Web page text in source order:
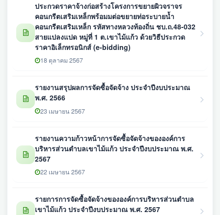
ประกวดราคาจ้างก่อสร้างโครงการขยายผิวจราจร
คอนกรีตเสริมเหล็กพร้อมมต่อขยายท่อระบายน้ำ
คอนกรีตเสริมเหล็ก รหัสทางหลวงท้องถิ่น ชบ.ถ.48-032
สายแปลงแปด หมู่ที่ 1 ต.เขาไม้แก้ว ด้วยวิธีประกวด
ราคาอิเล็กทรอนิกส์ (e-bidding)
18 ตุลาคม 2567
รายงานสรุปผลการจัดซื้อจัดจ้าง ประจำปีงบประมาณ
พ.ศ. 2566
23 เมษายน 2567
รายงานความก้าวหน้าการจัดซื้อจัดจ้างขององค์การ
บริหารส่วนตำบลเขาไม้แก้ว ประจำปีงบประมาณ พ.ศ.
2567
22 เมษายน 2567
รายการการจัดซื้อจัดจ้างขององค์การบริหารส่วนตำบล
เขาไม้แก้ว ประจำปีงบประมาณ พ.ศ. 2567